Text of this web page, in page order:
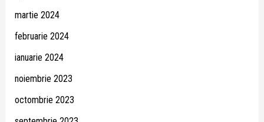
martie 2024
februarie 2024
ianuarie 2024
noiembrie 2023
octombrie 2023